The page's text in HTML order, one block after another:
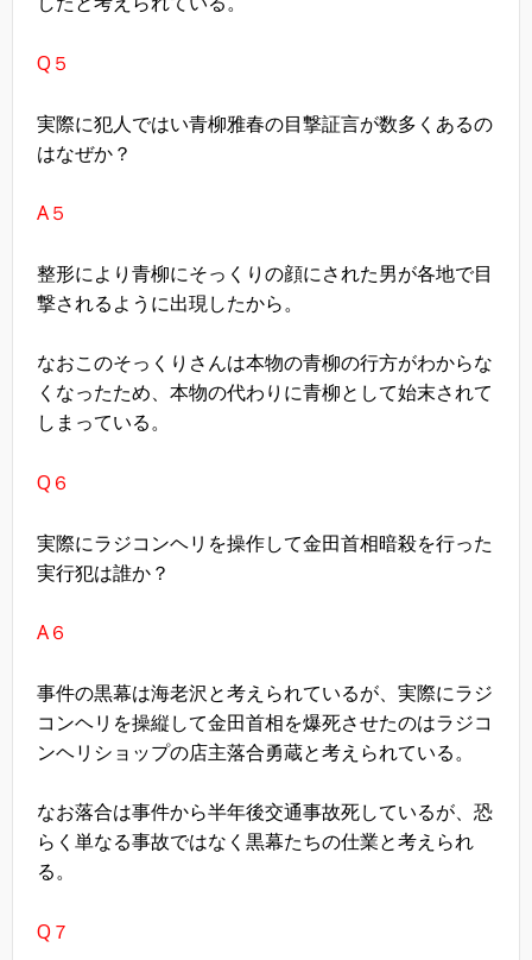
Q５
実際に犯人ではい青柳雅春の目撃証言が数多くあるの
はなぜか？
A５
整形により青柳にそっくりの顔にされた男が各地で目
撃されるように出現したから。
なおこのそっくりさんは本物の青柳の行方がわからな
くなったため、本物の代わりに青柳として始末されて
しまっている。
Q６
実際にラジコンヘリを操作して金田首相暗殺を行った
実行犯は誰か？
A６
事件の黒幕は海老沢と考えられているが、実際にラジ
コンヘリを操縦して金田首相を爆死させたのはラジコ
ンヘリショップの店主落合勇蔵と考えられている。
なお落合は事件から半年後交通事故死しているが、恐
らく単なる事故ではなく黒幕たちの仕業と考えられ
る。
Q７